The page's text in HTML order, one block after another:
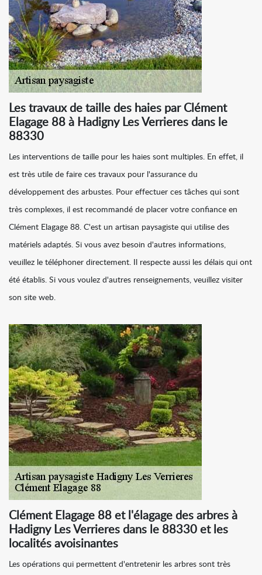
Les travaux de taille des haies par Clément
Elagage 88 à Hadigny Les Verrieres dans le
88330
Les interventions de taille pour les haies sont multiples. En effet, il
est très utile de faire ces travaux pour l'assurance du
développement des arbustes. Pour effectuer ces tâches qui sont
très complexes, il est recommandé de placer votre confiance en
Clément Elagage 88. C'est un artisan paysagiste qui utilise des
matériels adaptés. Si vous avez besoin d'autres informations,
veuillez le téléphoner directement. Il respecte aussi les délais qui ont
été établis. Si vous voulez d'autres renseignements, veuillez visiter
son site web.
Clément Elagage 88 et l'élagage des arbres à
Hadigny Les Verrieres dans le 88330 et les
localités avoisinantes
Les opérations qui permettent d'entretenir les arbres sont très